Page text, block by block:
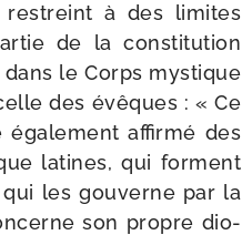
à des limites
de la consti­tu­tion
le Corps mys­tique
des évêques : « Ce
affir­mé des
latines, qui forment
les gou­verne par la
son propre dio­